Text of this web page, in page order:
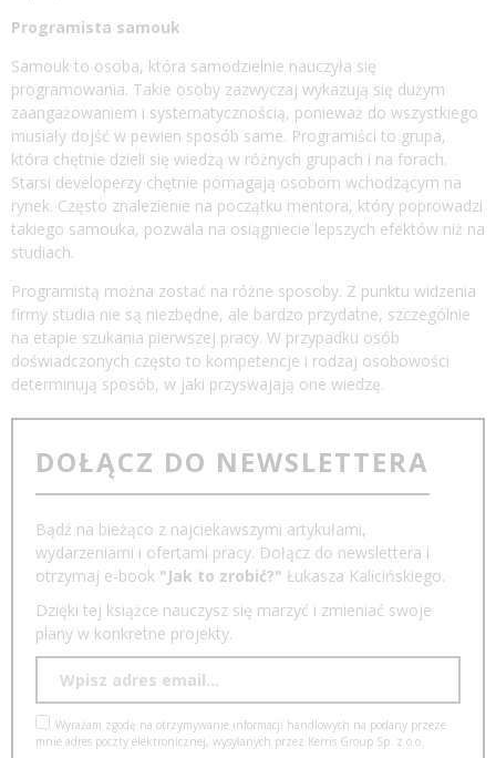
Programista samouk
Samouk to osoba, która samodzielnie nauczyła się
programowania. Takie osoby zazwyczaj wykazują się dużym
zaangażowaniem i systematycznością, ponieważ do wszystkiego
musiały dojść w pewien sposób same. Programiści to grupa,
która chętnie dzieli się wiedzą w różnych grupach i na forach.
Starsi developerzy chętnie pomagają osobom wchodzącym na
rynek. Często znalezienie na początku mentora, który poprowadzi
takiego samouka, pozwala na osiągniecie lepszych efektów niż na
studiach.
Programistą można zostać na różne sposoby. Z punktu widzenia
firmy studia nie są niezbędne, ale bardzo przydatne, szczególnie
na etapie szukania pierwszej pracy. W przypadku osób
doświadczonych często to kompetencje i rodzaj osobowości
determinują sposób, w jaki przyswajają one wiedzę.
DOŁĄCZ DO NEWSLETTERA
Bądź na bieżąco z najciekawszymi artykułami,
wydarzeniami i ofertami pracy. Dołącz do newslettera i
otrzymaj e-book "Jak to zrobić?" Łukasza Kalicińskiego.
Dzięki tej książce nauczysz się marzyć i zmieniać swoje
plany w konkretne projekty.
Wyrażam zgodę na otrzymywanie informacji handlowych na podany przeze
mnie adres poczty elektronicznej, wysyłanych przez Kerris Group Sp. z o.o.